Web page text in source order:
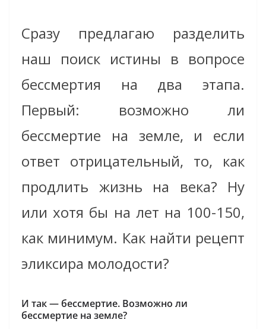
Сразу предлагаю разделить
наш поиск истины в вопросе
бессмертия на два этапа.
Первый: возможно ли
бессмертие на земле, и если
ответ отрицательный, то, как
продлить жизнь на века? Ну
или хотя бы на лет на 100-150,
как минимум. Как найти рецепт
эликсира молодости?
И так — бессмертие. Возможно ли
бессмертие на земле?